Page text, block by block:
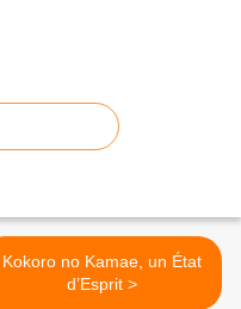
Kokoro no Kamae, un État
d’Esprit >